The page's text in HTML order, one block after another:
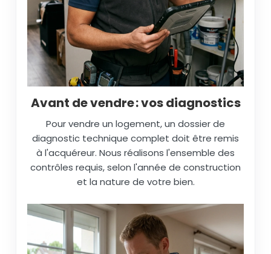
Avant de vendre : vos diagnostics
Pour vendre un logement, un dossier de
diagnostic technique complet doit être remis
à l'acquéreur. Nous réalisons l'ensemble des
contrôles requis, selon l'année de construction
et la nature de votre bien.